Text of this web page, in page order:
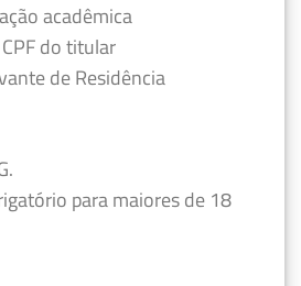
acadêmica
do titular
de Residência
para maiores de 18